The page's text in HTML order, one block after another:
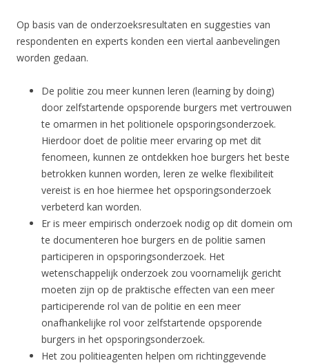
Op basis van de onderzoeksresultaten en suggesties van
respondenten en experts konden een viertal aanbevelingen
worden gedaan.
De politie zou meer kunnen leren (learning by doing)
door zelfstartende opsporende burgers met vertrouwen
te omarmen in het politionele opsporingsonderzoek.
Hierdoor doet de politie meer ervaring op met dit
fenomeen, kunnen ze ontdekken hoe burgers het beste
betrokken kunnen worden, leren ze welke flexibiliteit
vereist is en hoe hiermee het opsporingsonderzoek
verbeterd kan worden.
Er is meer empirisch onderzoek nodig op dit domein om
te documenteren hoe burgers en de politie samen
participeren in opsporingsonderzoek. Het
wetenschappelijk onderzoek zou voornamelijk gericht
moeten zijn op de praktische effecten van een meer
participerende rol van de politie en een meer
onafhankelijke rol voor zelfstartende opsporende
burgers in het opsporingsonderzoek.
Het zou politieagenten helpen om richtinggevende